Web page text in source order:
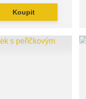
Koupit